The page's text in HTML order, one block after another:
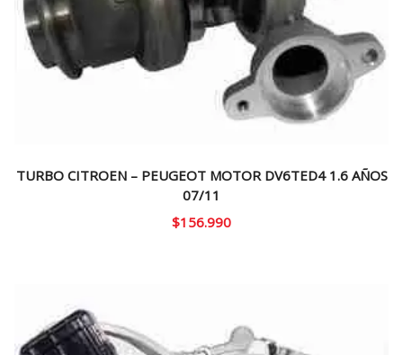
TURBO CITROEN – PEUGEOT MOTOR DV6TED4 1.6 AÑOS
07/11
$156.990